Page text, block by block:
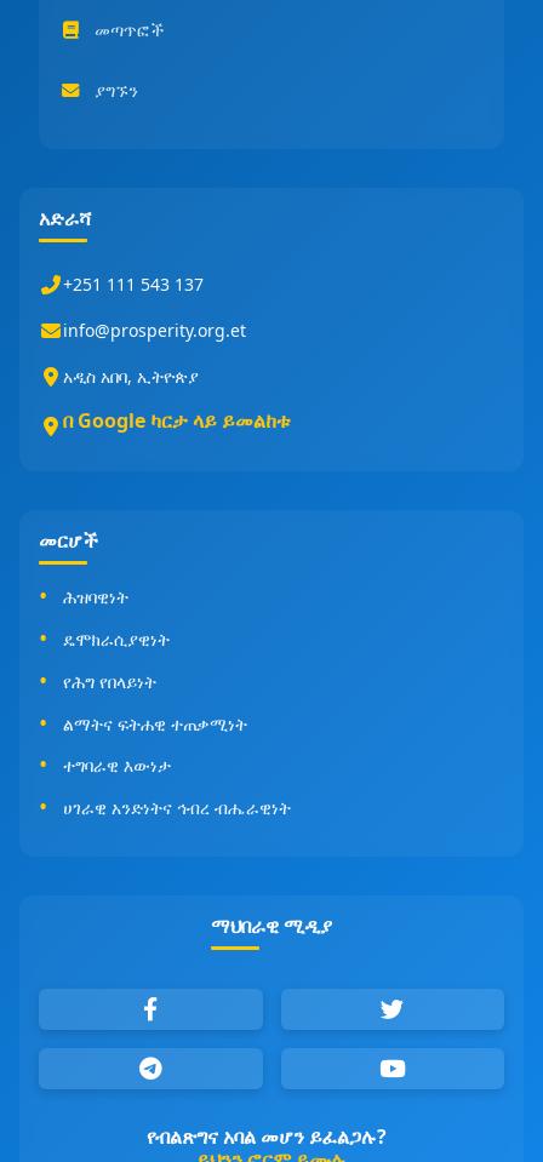
መጣጥፎች
ያግኙን
አድራሻ
+251 111 543 137
info@prosperity.org.et
አዲስ አበባ, ኢትዮጵያ
በ Google ካርታ ላይ ይመልከቱ
መርሆች
ሕዝባዊነት
ዴሞክራሲያዊነት
የሕግ የበላይነት
ልማትና ፍትሐዊ ተጠቃሚነት
ተግባራዊ እውነታ
ሀገራዊ አንድነትና ኅብረ ብሔራዊነት
ማህበራዊ ሚዲያ
የብልጽግና አባል መሆን ይፈልጋሉ?